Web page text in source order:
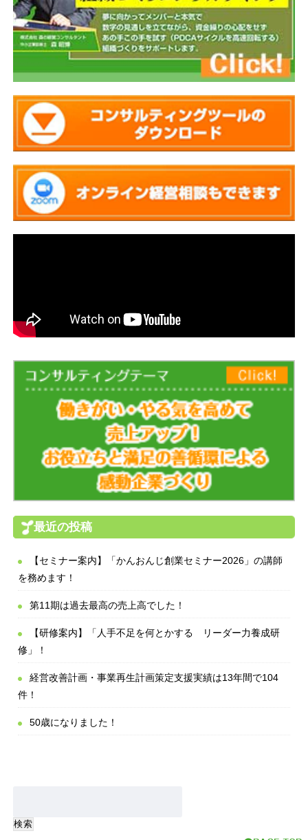
最近の投稿
【セミナー案内】「かんおんじ創業セミナー2026」の講師
を務めます！
第11期は過去最高の売上高でした！
【研修案内】「人手不足を何とかする リーダー力養成研
修」！
経営改善計画・事業再生計画策定支援実績は13年間で104
件！
50歳になりました！